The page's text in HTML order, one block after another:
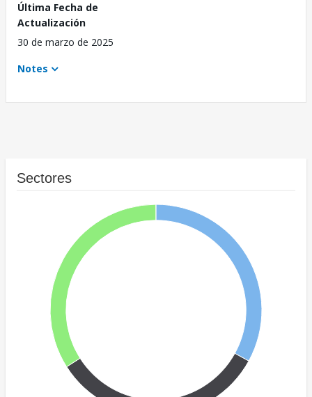
Última Fecha de
Actualización
30 de marzo de 2025
Notes
Sectores